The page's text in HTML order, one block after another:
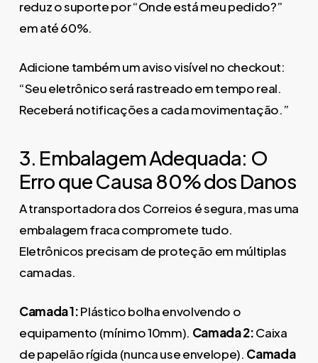
reduz o suporte por “Onde está meu pedido?”
em até 60%.
Adicione também um aviso visível no checkout:
“Seu eletrônico será rastreado em tempo real.
Receberá notificações a cada movimentação.”
3. Embalagem Adequada: O
Erro que Causa 80% dos Danos
A transportadora dos Correios é segura, mas uma
embalagem fraca compromete tudo.
Eletrônicos precisam de proteção em múltiplas
camadas.
Camada 1:Plástico bolha envolvendo o
equipamento (mínimo 10mm). Camada 2:Caixa
de papelão rígida (nunca use envelope). Camada